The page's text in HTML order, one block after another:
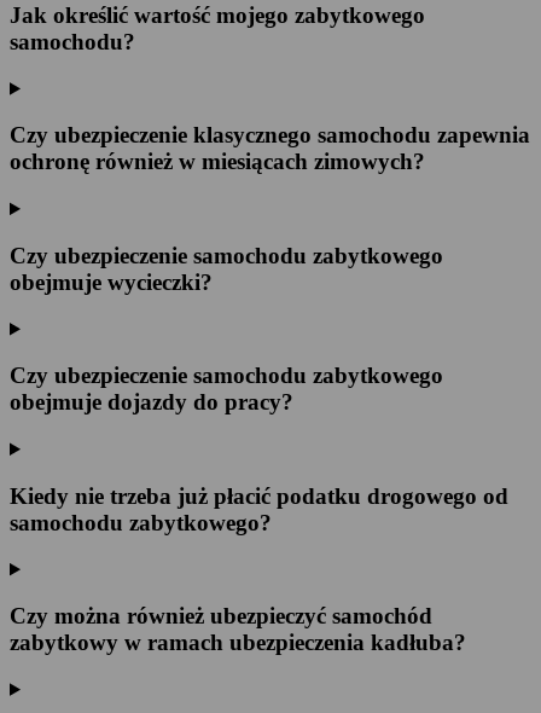
Jak określić wartość mojego zabytkowego
samochodu?
Czy ubezpieczenie klasycznego samochodu zapewnia
ochronę również w miesiącach zimowych?
Czy ubezpieczenie samochodu zabytkowego
obejmuje wycieczki?
Czy ubezpieczenie samochodu zabytkowego
obejmuje dojazdy do pracy?
Kiedy nie trzeba już płacić podatku drogowego od
samochodu zabytkowego?
Czy można również ubezpieczyć samochód
zabytkowy w ramach ubezpieczenia kadłuba?